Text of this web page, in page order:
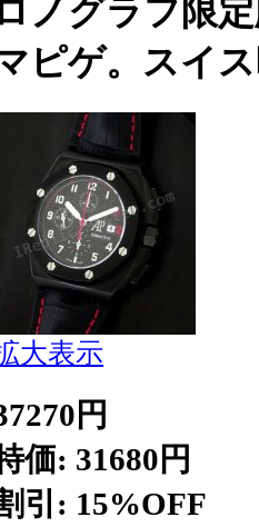
ロノグラフ限
ピゲ。スイ
大表示
円
価: 31680円
引: 15%OFF